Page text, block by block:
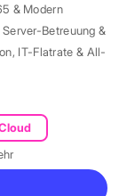
& Modern
Server-Betreuung &
, IT-Flatrate & All-